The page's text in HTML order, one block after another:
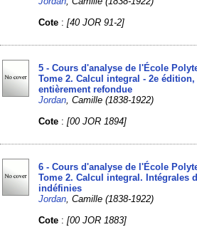
Cote :[40 JOR 91-2]
5 - Cours d'analyse de l'École
Tome 2. Calcul integral‎ - 2e édition,
entièrement refondue
Jordan , Camille (1838-1922)
Cote :[00 JOR 1894]
6 - Cours d'analyse de l'École
Tome 2. Calcul integral‎. Intégrales
indéfinies
Jordan , Camille (1838-1922)
Cote :[00 JOR 1883]